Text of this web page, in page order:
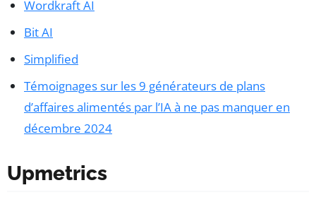
Wordkraft AI
Bit AI
Simplified
Témoignages sur les 9 générateurs de plans
d’affaires alimentés par l’IA à ne pas manquer en
décembre 2024
Upmetrics